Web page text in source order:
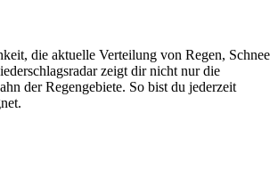
die aktuelle Verteilung von Regen, Schnee
zeigt dir nicht nur die
der Regengebiete. So bist du jederzeit